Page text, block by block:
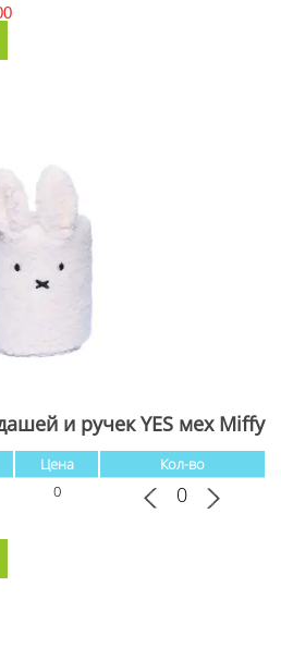
и ручек YES мех Miffy
Цена
Кол-во
0